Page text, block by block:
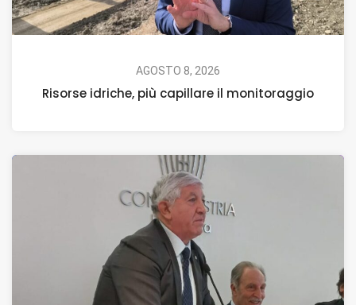
AGOSTO 8, 2026
Risorse idriche, più capillare il monitoraggio